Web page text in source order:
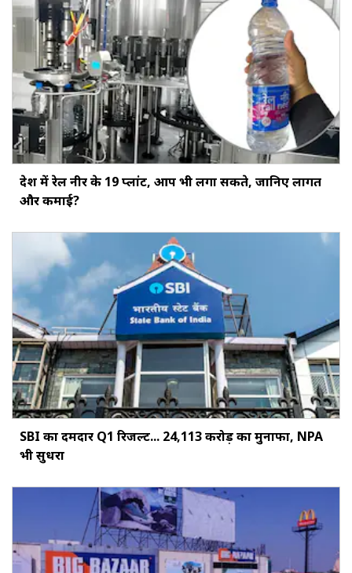
देश में रेल नीर के 19 प्लांट, आप भी लगा सकते, जानिए लागत
और कमाई?
SBI का दमदार Q1 रिजल्ट... ₹24,113 करोड़ का मुनाफा, NPA
भी सुधरा